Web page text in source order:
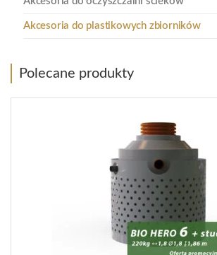
Akcesoria do plastikowych zbiorników
Polecane produkty